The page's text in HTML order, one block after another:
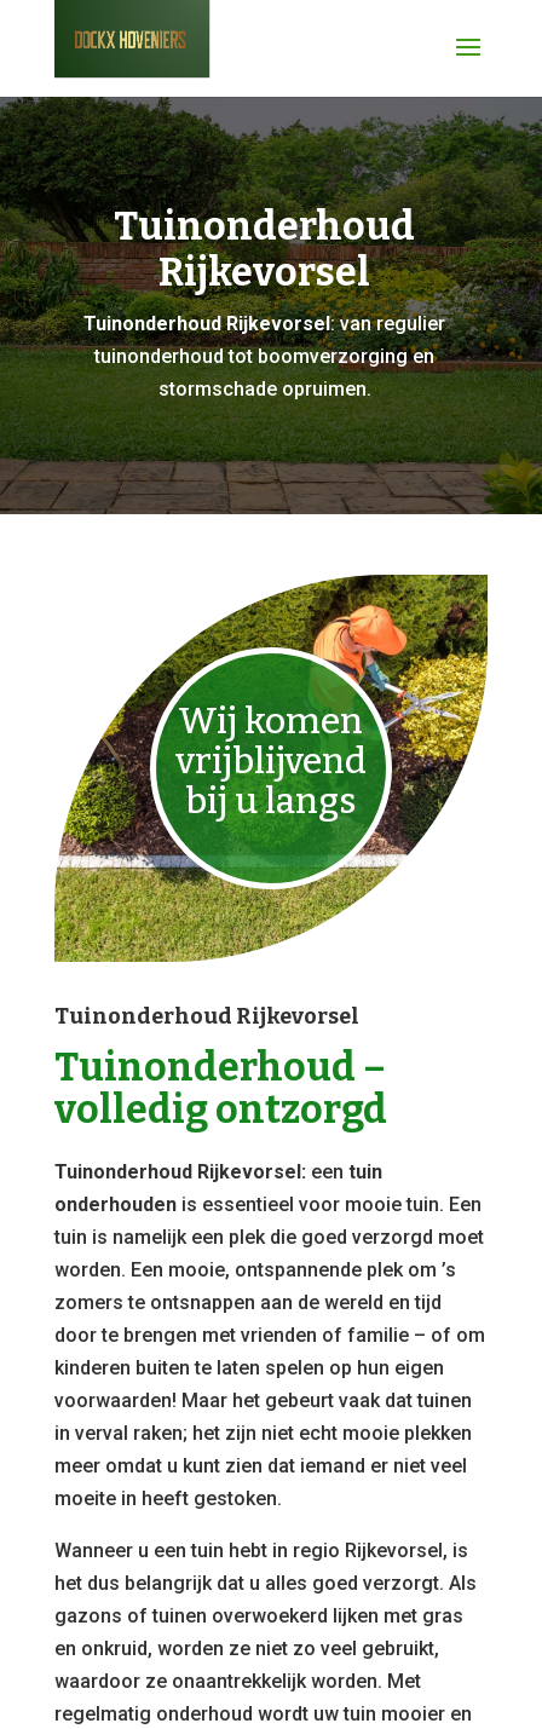
Tuinonderhoud
Rijkevorsel
Tuinonderhoud Rijkevorsel: van regulier
tuinonderhoud tot boomverzorging en
stormschade opruimen.
Wij komen
vrijblijvend
bij u langs
Tuinonderhoud Rijkevorsel
Tuinonderhoud –
volledig ontzorgd
Tuinonderhoud Rijkevorsel: een tuin
onderhoudenis essentieel voor mooie tuin. Een
tuin is namelijk een plek die goed verzorgd moet
worden. Een mooie, ontspannende plek om ’s
zomers te ontsnappen aan de wereld en tijd
door te brengen met vrienden of familie – of om
kinderen buiten te laten spelen op hun eigen
voorwaarden! Maar het gebeurt vaak dat tuinen
in verval raken; het zijn niet echt mooie plekken
meer omdat u kunt zien dat iemand er niet veel
moeite in heeft gestoken.
Wanneer u een tuin hebt in regio Rijkevorsel, is
het dus belangrijk dat u alles goed verzorgt. Als
gazons of tuinen overwoekerd lijken met gras
en onkruid, worden ze niet zo veel gebruikt,
waardoor ze onaantrekkelijk worden. Met
regelmatig onderhoud wordt uw tuin mooier en